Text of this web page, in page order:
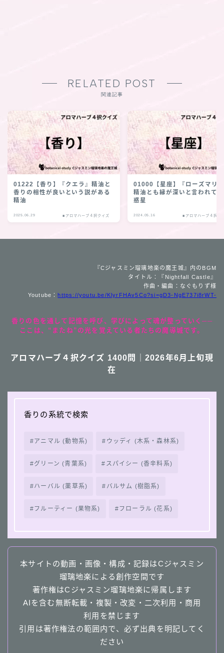
RELATED POST
関連記事
01222【香り】『クエラ』精油と
香りの相性が良いという説がある
精油
2025.06.29 ■アロマハーブ４択クイズ
01000【星座】『ローズマリ
精油とも縁が深いと言われて
惑星
2024.05.16 ■アロマハーブ４択ク
『Cジャスミン瑠璃地楽の魔王城』内のBGM
タイトル：『Nightfall Castle』
作曲・編曲：なぐもりず様
Youtube：https://youtu.be/KlyrFHAv5Co?si=gD3-NgE737i8rWT-
香りの色を通して記憶を呼び、学びによって魂が整っていく──
ここは、“またね”の光を覚えている者たちの魔導城です。
アロマハーブ４択クイズ 1400問｜2026年6月上旬現
在
香りの系統で検索
アニマル (動物系) ウッディ (木系・森林系)
グリーン (青葉系) スパイシー (香辛料系)
ハーバル (薬草系) バルサム (樹脂系)
フルーティー (果物系) フローラル (花系)
本サイトの動画・画像・構成・記録はCジャスミン
瑠璃地楽による創作空間です
著作権はCジャスミン瑠璃地楽に帰属します
AIを含む無断転載・複製・改変・二次利用・商用
利用を禁じます
引用は著作権法の範囲内で、必ず出典を明記してく
ださい